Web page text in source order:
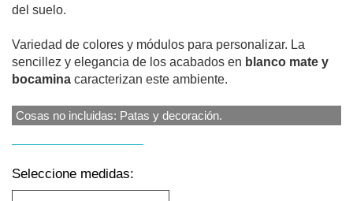
del suelo.
Variedad de colores y módulos para personalizar. La
sencillez y elegancia de los acabados en blanco mate y
bocamina caracterizan este ambiente.
Cosas no incluidas: Patas y decoración.
Seleccione medidas: